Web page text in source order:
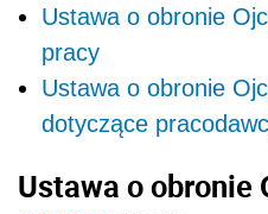
Ustawa o obronie
pracy
Ustawa o obronie
dotyczące
Ustawa o obronie